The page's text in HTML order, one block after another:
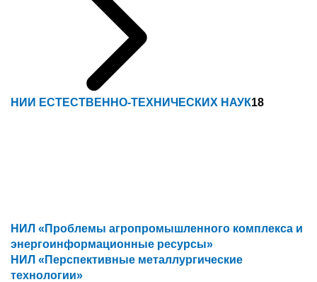
НИИ ЕСТЕСТВЕННО-ТЕХНИЧЕСКИХ НАУК18
НИЛ «Проблемы агропромышленного комплекса и
энергоинформационные ресурсы»
НИЛ «Перспективные металлургические
технологии»